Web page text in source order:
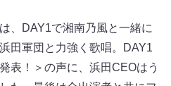
、DAY1で湘南乃風と一緒に
田軍団と力強く歌唱。DAY1
表！＞の声に、浜田CEOはう